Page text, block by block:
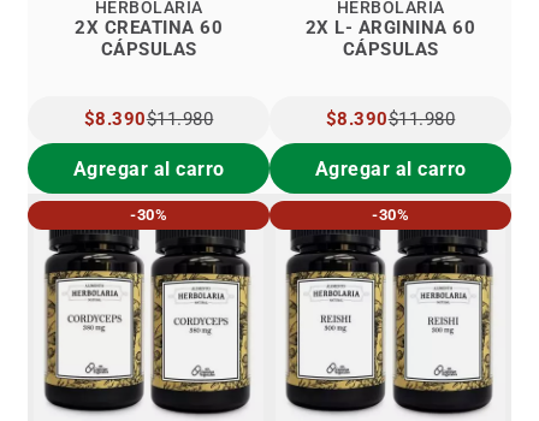
2X CREATINA 60
CÁPSULAS
HERBOLARIA
PRECIO
ESPECIAL
$8.390$11.980
Agregar al carro
2X L- ARGININA 60
CÁPSULAS
HERBOLARIA
PRECIO
ESPECIAL
$8.390$11.980
Agregar al carro
-30% -30%